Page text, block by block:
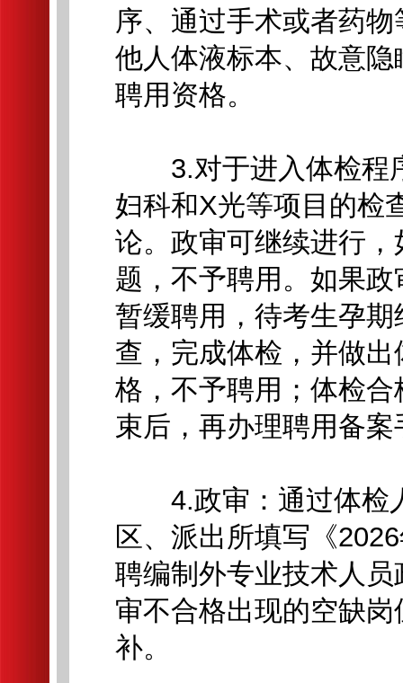
序、通过手术或者药
他人体液标本、故意
聘用资格。
3.对于进入体检程
妇科和X光等项目的检
论。政审可继续进行
题，不予聘用。如果
暂缓聘用，待考生孕
查，完成体检，并做
格，不予聘用；体检
束后，再办理聘用备案
4.政审：通过体检
区、派出所填写《
聘编制外专业技术人
审不合格出现的空缺
补。